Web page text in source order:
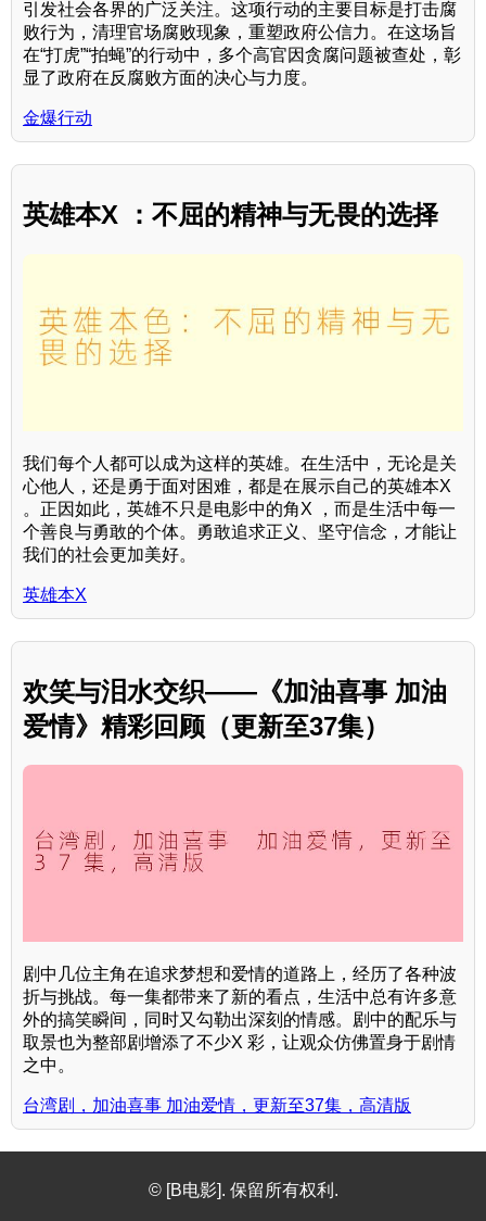
引发社会各界的广泛关注。这项行动的主要目标是打击腐
败行为，清理官场腐败现象，重塑政府公信力。在这场旨
在“打虎”“拍蝇”的行动中，多个高官因贪腐问题被查处，彰
显了政府在反腐败方面的决心与力度。
金爆行动
英雄本X ：不屈的精神与无畏的选择
我们每个人都可以成为这样的英雄。在生活中，无论是关
心他人，还是勇于面对困难，都是在展示自己的英雄本X
。正因如此，英雄不只是电影中的角X ，而是生活中每一
个善良与勇敢的个体。勇敢追求正义、坚守信念，才能让
我们的社会更加美好。
英雄本X
欢笑与泪水交织——《加油喜事 加油
爱情》精彩回顾（更新至37集）
剧中几位主角在追求梦想和爱情的道路上，经历了各种波
折与挑战。每一集都带来了新的看点，生活中总有许多意
外的搞笑瞬间，同时又勾勒出深刻的情感。剧中的配乐与
取景也为整部剧增添了不少X 彩，让观众仿佛置身于剧情
之中。
台湾剧，加油喜事 加油爱情，更新至37集，高清版
© [B电影]. 保留所有权利.